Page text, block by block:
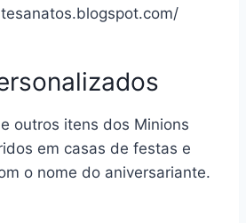
outros itens dos Minions
em casas de festas e
o nome do aniversariante.